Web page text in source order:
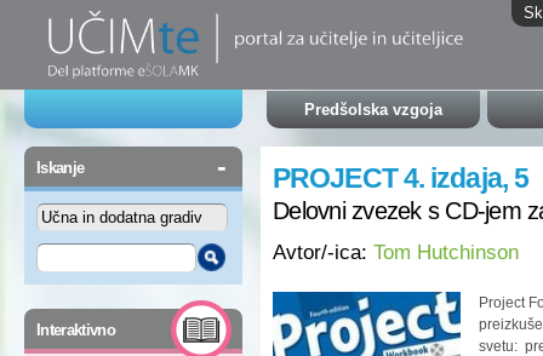
Predšolska vzgoja
Iskanje -
Interaktivno -
PROJECT 4. izdaja, 5
Delovni zvezek s CD-jem
Avtor/-ica: Tom Hutchinson
Project
svetu: